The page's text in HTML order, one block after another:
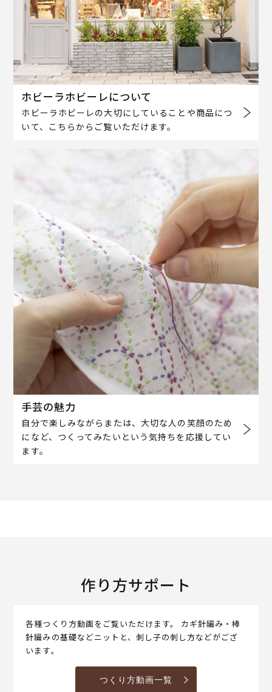
ホビーラホビーレについて
ホビーラホビーレの大切にしていることや商品につ
いて、こちらからご覧いただけます。
手芸の魅力
自分で楽しみながらまたは、大切な人の笑顔のため
になど、つくってみたいという気持ちを応援してい
ます。
作り方サポート
各種つくり方動画をご覧いただけます。 カギ針編み・棒
針編みの基礎などニットと、刺し子の刺し方などがござ
います。
つくり方動画一覧